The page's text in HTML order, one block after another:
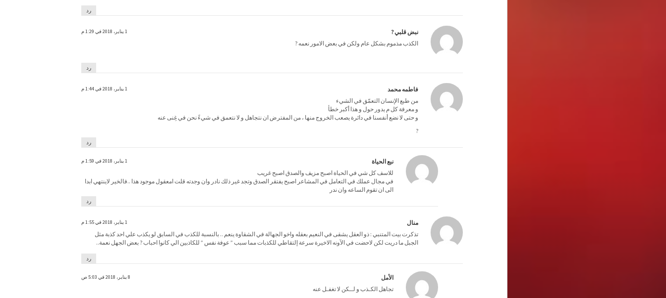
رد
نبض قلبي ? 1 يناير، 2018 في 1:29 م
الكذب مذموم بشكل عام ولكن في بعض الامور نعمه ?
رد
فاطمه محمد 1 يناير، 2018 في 1:44 م
من طبع الإنسان التعمّق في الشيء
و معرفة كل م يدور حول و هذا أكبر خطأ
و حتى لا نضع أنفسنا في دائرة يصعب الخروج منها ، من المفترض ان نتجاهل و لا نتعمق في شيءً نحن في غِنى عنه
?
رد
نبع الحياة 1 يناير، 2018 في 1:59 م
للاسف كل شي في الحياة اصبح مزيف والصدق اصبح غريب
في مجال عملك في التعامل في المشاعر اصبح يفتقر الصدق وتجد غير ذلك نادر وان وجدته قلت امعقول موجود هذا ..فالخير لاينتهي ابدا
الى ان تقوم الساعه وان ندر
رد
منال 1 يناير، 2018 في 1:55 م
تذكرت بيت المتنبي : ذو العقل يشقى في النعيم بعقله واخو الجهالة في الشقاوة ينعم .. بالنسبة للكذب في السابق لو يكذب علي احد كذبة مثل
الجبل ما دريت لكن لاحضت في الآونه الاخيرة سرعة إلتقاطي للكذبات مما سبب ” عوفة نفس ” للكاذبين الي كانوا احباب ? بعض الجهل نعمة..
رد
الأمل 8 يناير، 2018 في 5:03 ص
تجاهل الكـذب و لــكن لا تغفـل عنه